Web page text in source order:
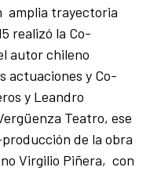
amplia trayectoria
realizó la Co-
autor chileno
actuaciones y Co-
y Leandro
Teatro, ese
de la obra
Virgilio Piñera, con